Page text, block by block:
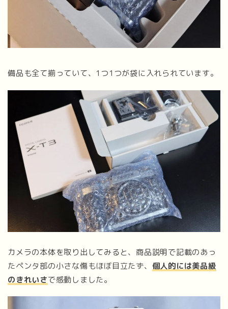
備品も全て揃っていて、1つ1つが袋に入れられています。
カメラの本体を取り出してみると、商品説明で記載のあっ
たペンタ部の小さな傷もほぼ目立たず、 個人的には美品級
のきれいさで感動しました。